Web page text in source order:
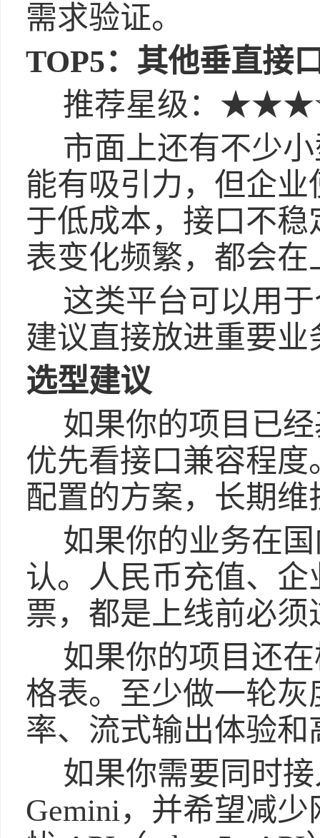
需求验证。
TOP5：其他垂直接
推荐星级：
市面上还有不少
能有吸引力，但企
于低成本，接口不
表变化频繁，都会
这类平台可以用
建议直接放进重要业
选型建议
如果你的项目已
优先看接口兼容程
配置的方案，长期
如果你的业务在
认。人民币充值、
票，都是上线前必须
如果你的项目还
格表。至少做一轮
率、流式输出体验
如果你需要同时接
Gemini，并希望减